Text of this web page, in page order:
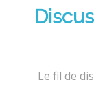
Le fil de